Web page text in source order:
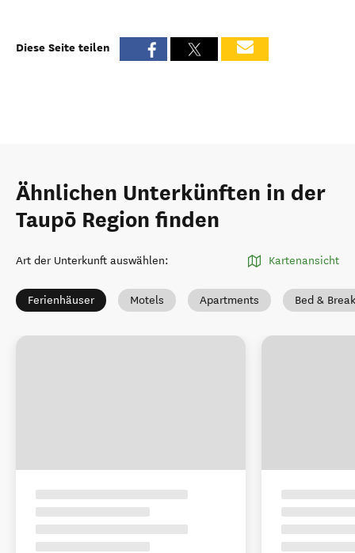
Diese Seite teilen
Ähnlichen Unterkünften in der
Taupō Region finden
Art der Unterkunft auswählen: Kartenansicht
Ferienhäuser Motels Apartments Bed &